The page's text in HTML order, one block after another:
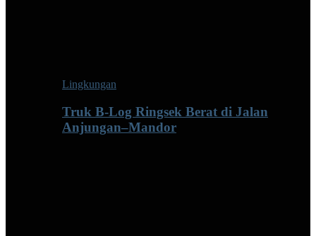
Lingkungan
Truk B-Log Ringsek Berat di Jalan
Anjungan–Mandor